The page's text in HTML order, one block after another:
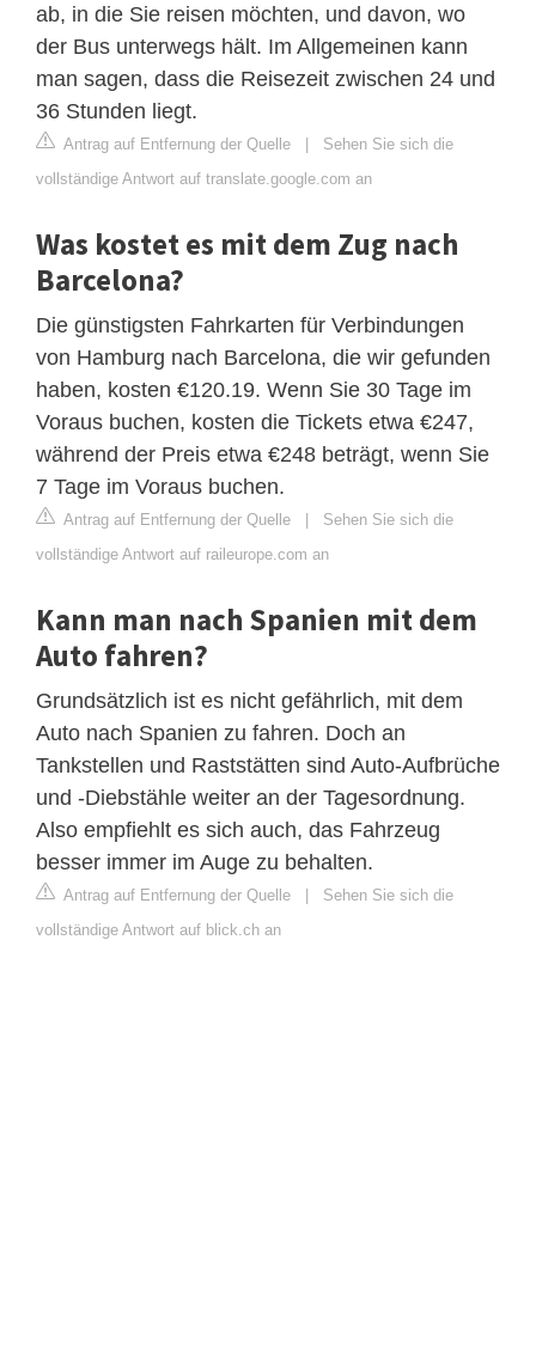
ab, in die Sie reisen möchten, und davon, wo
der Bus unterwegs hält. Im Allgemeinen kann
man sagen, dass die Reisezeit zwischen 24 und
36 Stunden liegt.
Antrag auf Entfernung der Quelle | Sehen Sie sich die
vollständige Antwort auf translate.google.com an
Was kostet es mit dem Zug nach
Barcelona?
Die günstigsten Fahrkarten für Verbindungen
von Hamburg nach Barcelona, die wir gefunden
haben, kosten €120.19. Wenn Sie 30 Tage im
Voraus buchen, kosten die Tickets etwa €247,
während der Preis etwa €248 beträgt, wenn Sie
7 Tage im Voraus buchen.
Antrag auf Entfernung der Quelle | Sehen Sie sich die
vollständige Antwort auf raileurope.com an
Kann man nach Spanien mit dem
Auto fahren?
Grundsätzlich ist es nicht gefährlich, mit dem
Auto nach Spanien zu fahren. Doch an
Tankstellen und Raststätten sind Auto-Aufbrüche
und -Diebstähle weiter an der Tagesordnung.
Also empfiehlt es sich auch, das Fahrzeug
besser immer im Auge zu behalten.
Antrag auf Entfernung der Quelle | Sehen Sie sich die
vollständige Antwort auf blick.ch an